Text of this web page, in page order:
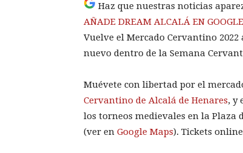
Haz que nuestras noticias
AÑADE DREAM ALCALÁ EN GOOGLE
Vuelve el Mercado Cervantino
nuevo dentro de la Semana
Muévete con libertad por el
Cervantino de Alcalá de Henares, y
los torneos medievales en la Plaza
(ver en Google Maps). Tickets